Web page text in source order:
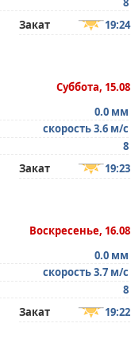
Закат 19:24
Суббота, 15.08
0.0 мм
скорость 3.6 м/с
8
Закат 19:23
Воскресенье, 16.08
0.0 мм
скорость 3.7 м/с
8
Закат 19:22